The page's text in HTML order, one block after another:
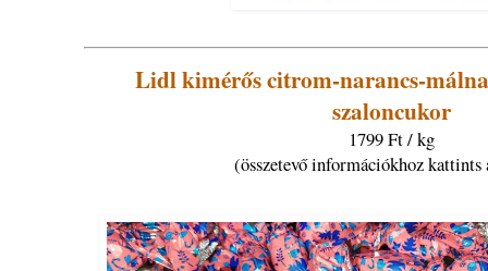
Lidl kimérős citrom-narancs-
szaloncukor
1799 Ft / kg
(összetevő információkhoz kattints